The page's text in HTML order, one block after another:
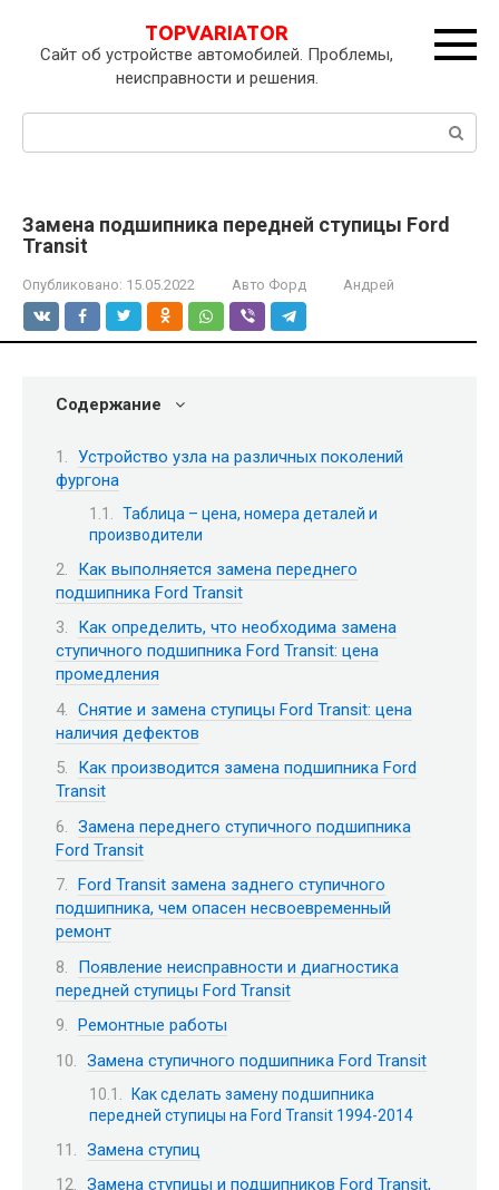
контенту
TOPVARIATOR
Сайт об устройстве автомобилей. Проблемы,
неисправности и решения.
Поиск:
Замена подшипника передней ступицы Ford
Transit
Опубликовано: 15.05.2022 Авто Форд Андрей
Содержание
Устройство узла на различных поколений
фургона
Таблица – цена, номера деталей и
производители
Как выполняется замена переднего
подшипника Ford Transit
Как определить, что необходима замена
ступичного подшипника Ford Transit: цена
промедления
Снятие и замена ступицы Ford Transit: цена
наличия дефектов
Как производится замена подшипника Ford
Transit
Замена переднего ступичного подшипника
Ford Transit
Ford Transit замена заднего ступичного
подшипника, чем опасен несвоевременный
ремонт
Появление неисправности и диагностика
передней ступицы Ford Transit
Ремонтные работы
Замена ступичного подшипника Ford Transit
Как сделать замену подшипника
передней ступицы на Ford Transit 1994-2014
Замена ступиц
Замена ступицы и подшипников Ford Transit,